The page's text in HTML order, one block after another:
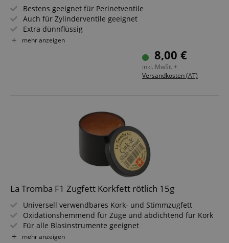
Bestens geeignet für Perinetventile
Auch für Zylinderventile geeignet
Extra dünnflüssig
Extrem hohe Gleiteigenschaft
mehr anzeigen
8,00 €
inkl. MwSt. +
Versandkosten (AT)
La Tromba F1 Zugfett Korkfett rötlich 15g
Universell verwendbares Kork- und Stimmzugfett
Oxidationshemmend für Züge und abdichtend für Kork
Für alle Blasinstrumente geeignet
Verhindert das Festsetzen der Züge
mehr anzeigen